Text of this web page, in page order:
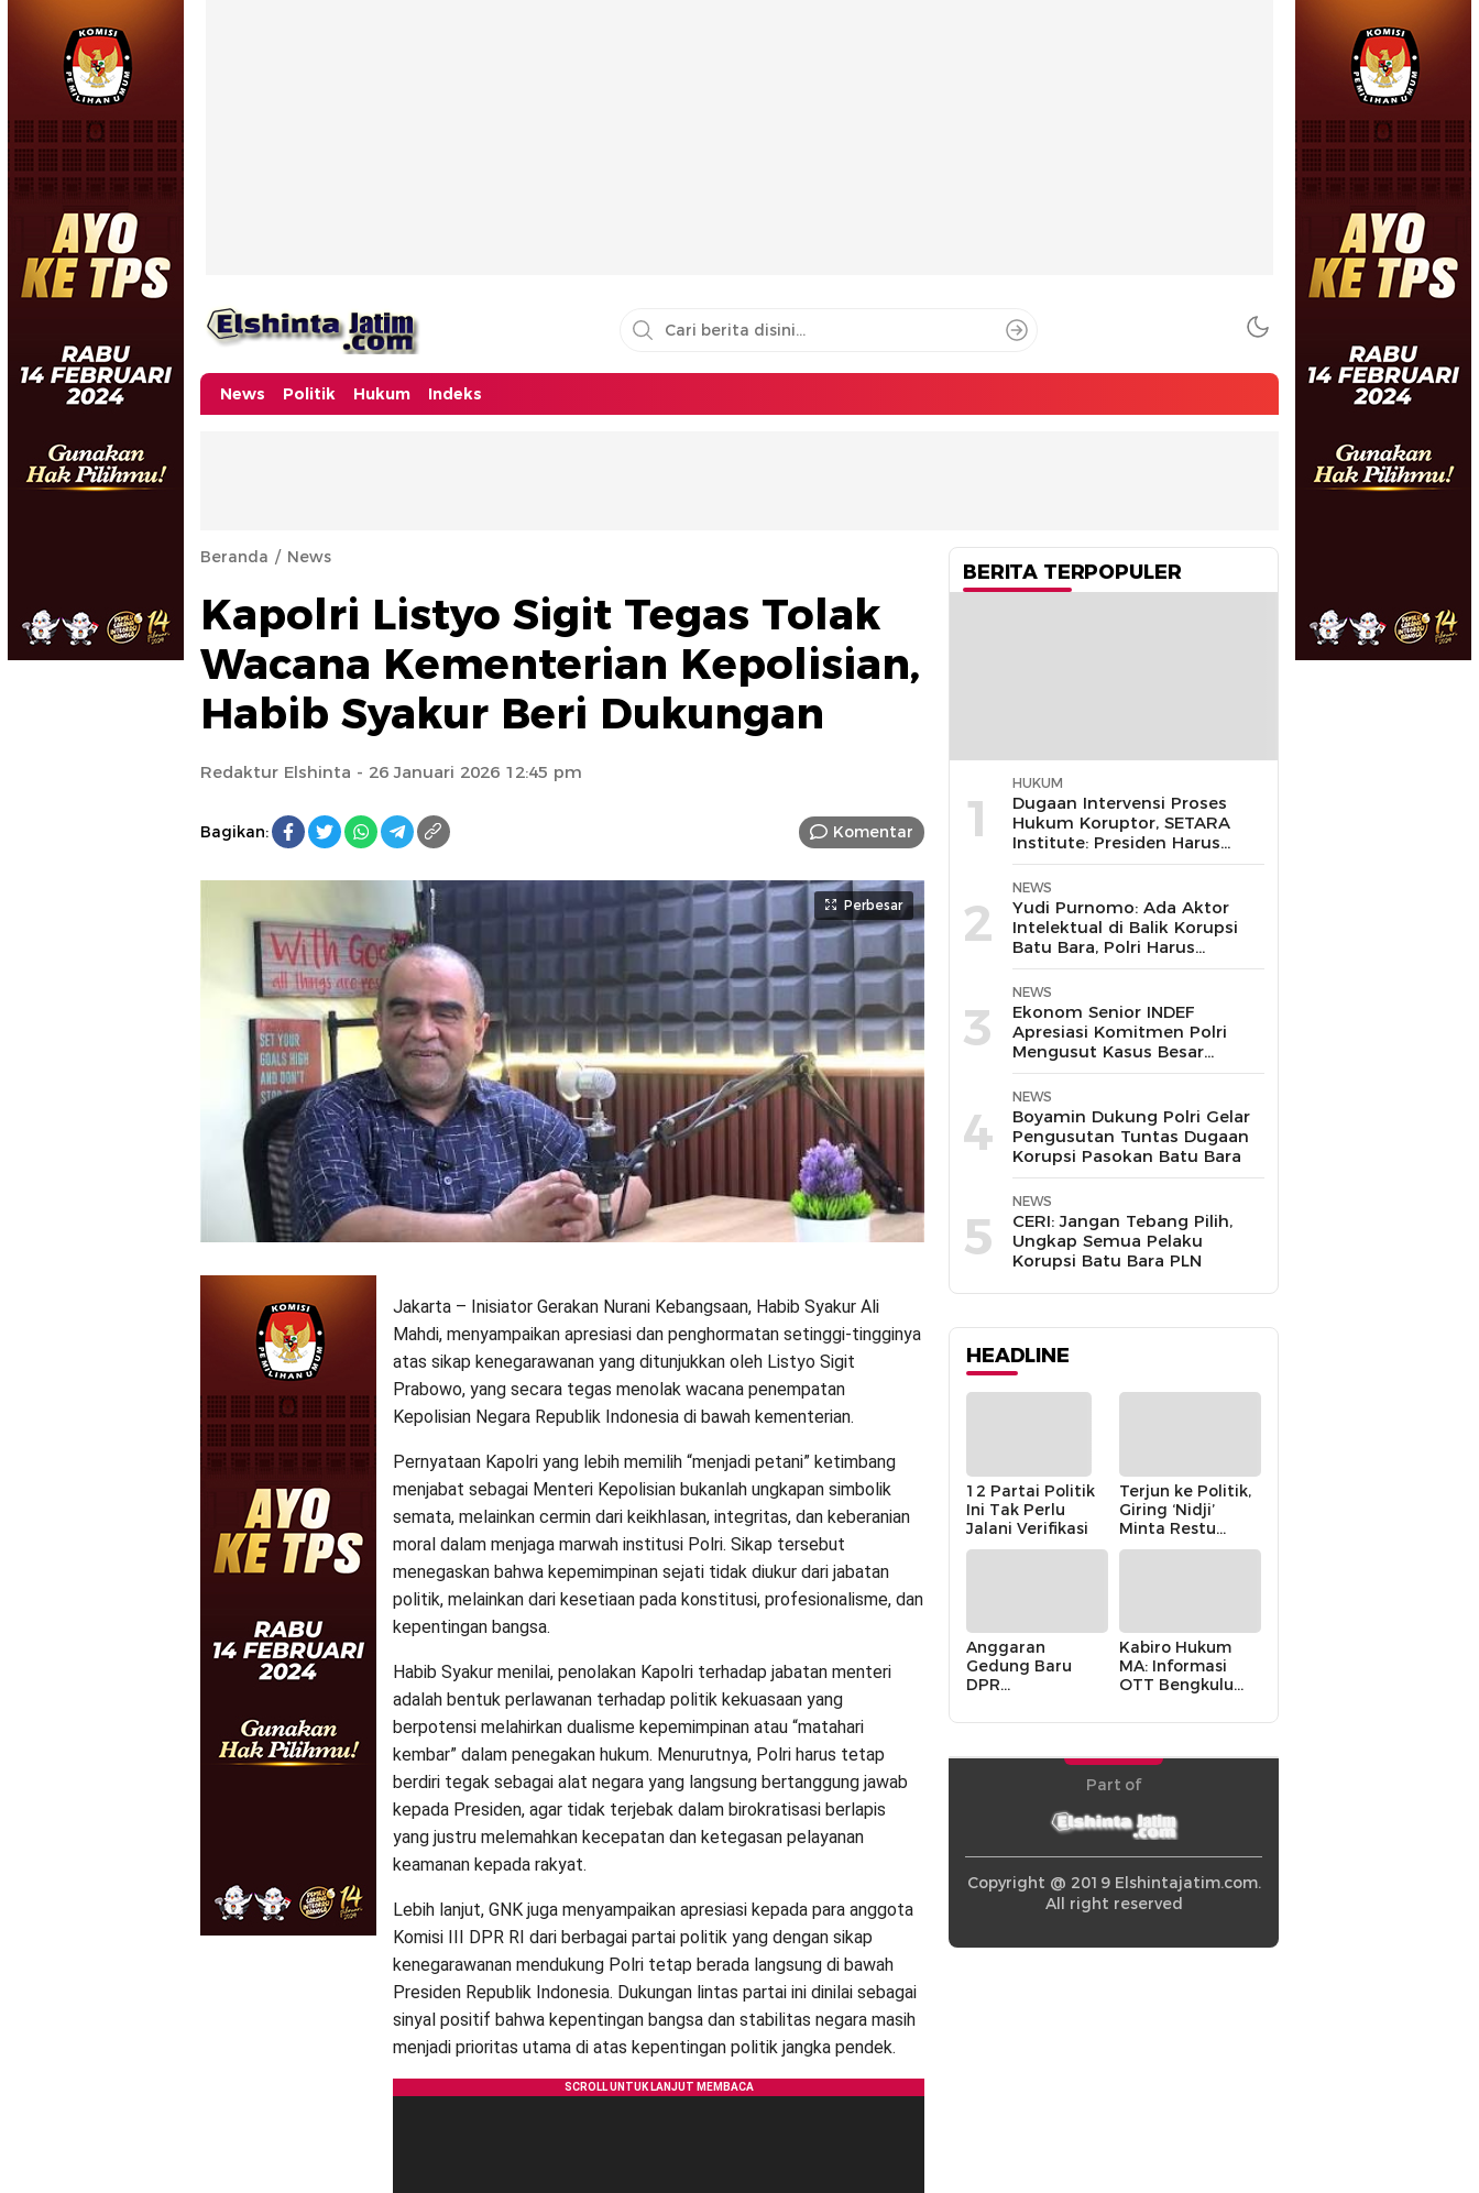
News Politik Hukum Indeks
Beranda News
Kapolri Listyo Sigit Tegas Tolak
Wacana Kementerian Kepolisian,
Habib Syakur Beri Dukungan
Redaktur Elshinta - 26 Januari 2026 12:45 pm
Bagikan: Komentar
Perbesar
Jakarta – Inisiator Gerakan Nurani Kebangsaan, Habib Syakur Ali
Mahdi, menyampaikan apresiasi dan penghormatan setinggi-tingginya
atas sikap kenegarawanan yang ditunjukkan oleh Listyo Sigit
Prabowo, yang secara tegas menolak wacana penempatan
Kepolisian Negara Republik Indonesia di bawah kementerian.
Pernyataan Kapolri yang lebih memilih “menjadi petani” ketimbang
menjabat sebagai Menteri Kepolisian bukanlah ungkapan simbolik
semata, melainkan cermin dari keikhlasan, integritas, dan keberanian
moral dalam menjaga marwah institusi Polri. Sikap tersebut
menegaskan bahwa kepemimpinan sejati tidak diukur dari jabatan
politik, melainkan dari kesetiaan pada konstitusi, profesionalisme, dan
kepentingan bangsa.
Habib Syakur menilai, penolakan Kapolri terhadap jabatan menteri
adalah bentuk perlawanan terhadap politik kekuasaan yang
berpotensi melahirkan dualisme kepemimpinan atau “matahari
kembar” dalam penegakan hukum. Menurutnya, Polri harus tetap
berdiri tegak sebagai alat negara yang langsung bertanggung jawab
kepada Presiden, agar tidak terjebak dalam birokratisasi berlapis
yang justru melemahkan kecepatan dan ketegasan pelayanan
keamanan kepada rakyat.
Lebih lanjut, GNK juga menyampaikan apresiasi kepada para anggota
Komisi III DPR RI dari berbagai partai politik yang dengan sikap
kenegarawanan mendukung Polri tetap berada langsung di bawah
Presiden Republik Indonesia. Dukungan lintas partai ini dinilai sebagai
sinyal positif bahwa kepentingan bangsa dan stabilitas negara masih
menjadi prioritas utama di atas kepentingan politik jangka pendek.
BERITA TERPOPULER
1
HUKUM
Dugaan Intervensi Proses
Hukum Koruptor, SETARA
Institute: Presiden Harus
Pastikan TNI Tak
Disalahgunakan
2
NEWS
Yudi Purnomo: Ada Aktor
Intelektual di Balik Korupsi
Batu Bara, Polri Harus
Bongkar
3
NEWS
Ekonom Senior INDEF
Apresiasi Komitmen Polri
Mengusut Kasus Besar
hingga Tuntas
4
NEWS
Boyamin Dukung Polri Gelar
Pengusutan Tuntas Dugaan
Korupsi Pasokan Batu Bara
5
NEWS
CERI: Jangan Tebang Pilih,
Ungkap Semua Pelaku
Korupsi Batu Bara PLN
HEADLINE
12 Partai Politik
Ini Tak Perlu
Jalani Verifikasi
Terjun ke Politik,
Giring ‘Nidji’
Minta Restu
Keluarga
Anggaran
Gedung Baru
DPR
Cair karena
Budi” Pemerintah
Kabiro Hukum
MA: Informasi
OTT Bengkulu
Internal MA
Part of
Copyright @ 2019 Elshintajatim.com.
All right reserved